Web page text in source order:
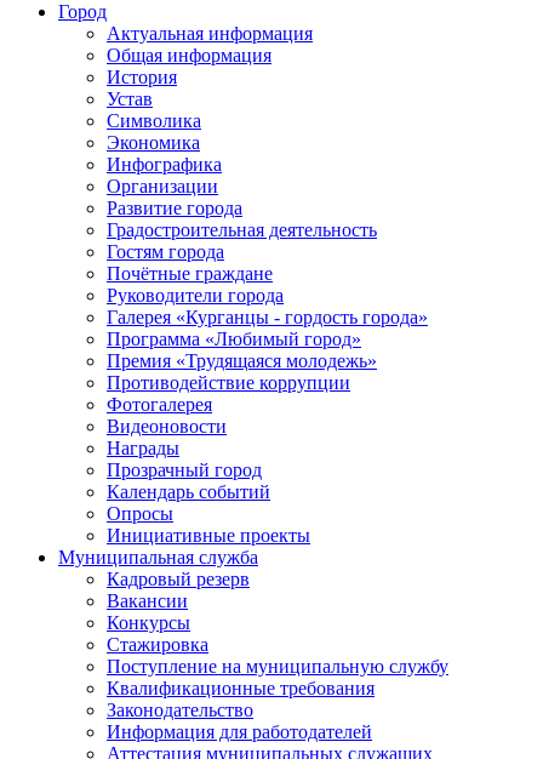
Город
Актуальная информация
Общая информация
История
Устав
Символика
Экономика
Инфографика
Организации
Развитие города
Градостроительная деятельность
Гостям города
Почётные граждане
Руководители города
Галерея «Курганцы - гордость города»
Программа «Любимый город»
Премия «Трудящаяся молодежь»
Противодействие коррупции
Фотогалерея
Видеоновости
Награды
Прозрачный город
Календарь событий
Опросы
Инициативные проекты
Муниципальная служба
Кадровый резерв
Вакансии
Конкурсы
Стажировка
Поступление на муниципальную службу
Квалификационные требования
Законодательство
Информация для работодателей
Аттестация муниципальных служащих